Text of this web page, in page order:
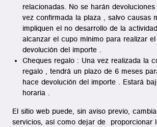
relacionadas. No se harán
vez confirmada la plaza , salvo causas
impliquen el no desarrollo de la
alcanzar el cupo mínimo para realizar
devolución del importe .
Cheques regalo : Una vez realizada la
regalo , tendrá un plazo de 6 meses
hace devolución del importe . Estará
horaria .
El sitio web puede, sin aviso previo,
servicios, así como dejar de proporcionar